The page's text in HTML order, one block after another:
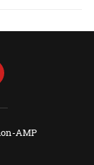
AMP